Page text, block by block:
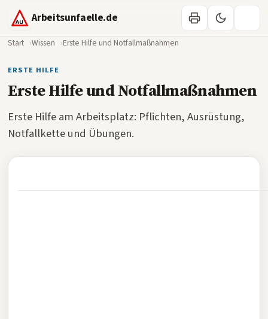
Arbeitsunfaelle.de
Start Wissen Erste Hilfe und Notfallmaßnahmen
ERSTE HILFE
Erste Hilfe und Notfallmaßnahmen
Erste Hilfe am Arbeitsplatz: Pflichten, Ausrüstung,
Notfallkette und Übungen.